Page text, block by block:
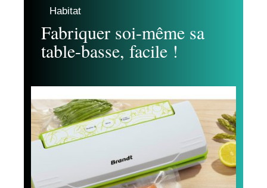
Habitat
Fabriquer soi-même sa
table-basse, facile !